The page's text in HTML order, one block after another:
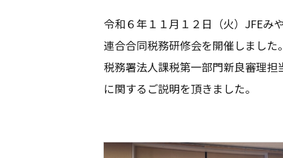
令和６年１１月１２日（火）JFEみ
連合合同税務研修会を開催しまし
税務署法人課税第一部門新良審理
に関するご説明を頂きました。